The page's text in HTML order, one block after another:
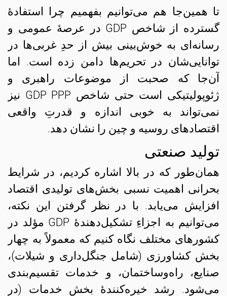
تا همین‌جا هم می‌توانیم بفهمیم چرا استفادهٔ
گسترده از شاخص GDP در عرصهٔ‌ عمومی و
رسانه‌ای به خوش‌بینی بیش از حدِ غربی‌ها در
توانایی‌شان در تحریم‌ها دامن زده است. اما
آن‌جا که صحبت از موضوعات راهبری و
ژئوپولیتیکی است حتی شاخص GDP PPP نیز
نمی‌تواند به خوبی اندازه و قدرتِ واقعی
اقتصادهای روسیه و چین را نشان دهد.
تولید صنعتی
همان‌طور که در بالا اشاره کردیم، در شرایط
بحرانی اهمیت نسبی بخش‌های تولیدی اقتصاد
افزایش می‌یابد. با در نظر گرفتن این نکته،
می‌توانیم به اجزاءِ تشکیل‌دهندهٔ GDP مؤلد در
کشورهای مختلف نگاه کنیم که معمولاً به چهار
بخش کشاورزی (شامل جنگل‌داری و شیلات)،
صنایع، راه‌و‌ساختمان، و خدمات تقسیم‌بندی
می‌شود. رشد خیره‌کنندهٔ بخش خدمات (در